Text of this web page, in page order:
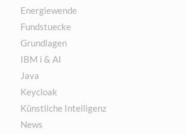
Energiewende
Fundstuecke
Grundlagen
IBM i & AI
Java
Keycloak
Künstliche Intelligenz
News